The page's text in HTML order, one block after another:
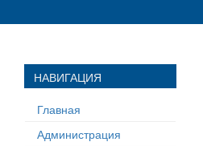
НАВИГАЦИЯ
Главная
Администрация